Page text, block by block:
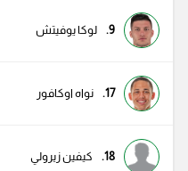
9. لوكا يوفيتش
17. نواه اوكافور
18. كيفين زيرولي